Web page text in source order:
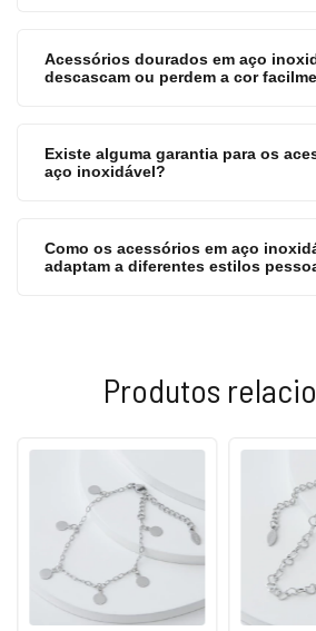
Acessórios dourados em aço
descascam ou perdem a cor
Existe alguma garantia para os
aço inoxidável?
Como os acessórios em aço
adaptam a diferentes estilos
Produtos